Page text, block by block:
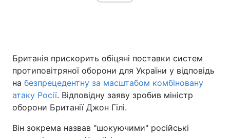
Головна Війна
Україна Політика
Економіка Світ
Спорт Наука
Британія прискорить обіцяні поставки систем
протиповітряної оборони для України у відповідь
на безпрецедентну за масштабом комбіновану
атаку Росії. Відповідну заяву зробив міністр
оборони Британії Джон Гілі.
Він зокрема назвав "шокуючими" російські